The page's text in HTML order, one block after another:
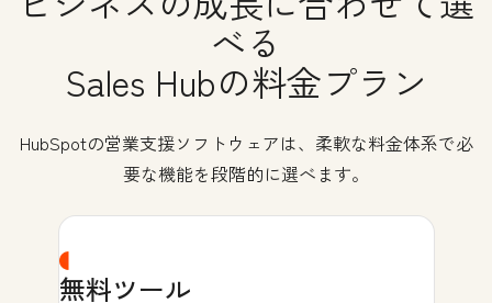
べる
Sales Hubの料金プラン
HubSpotの営業支援ソフトウェアは、柔軟な料金体系で必
要な機能を段階的に選べます。
無料ツール